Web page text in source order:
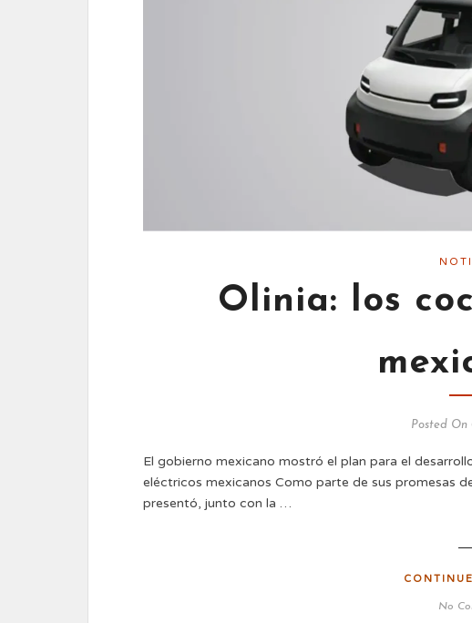
Olinia: los
Posted On
El gobierno mexicano mostró el plan para el
eléctricos mexicanos Como parte de sus promesas
presentó, junto con la …
No